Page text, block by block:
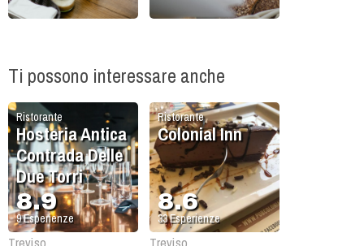
Ti possono interessare anche
Ristorante
Hosteria Antica
Contrada Delle
Due Torri
8.9
9Esperienze
Ristorante
Colonial Inn
8.6
33Esperienze